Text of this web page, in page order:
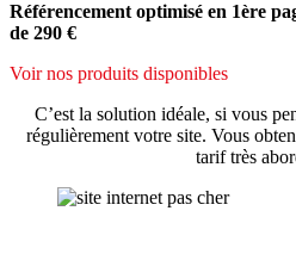
Référencement optimisé en 1ère
de 290 €
Voir nos produits disponibles
C’est la solution idéale, si vous
régulièrement votre site. Vous
tarif très